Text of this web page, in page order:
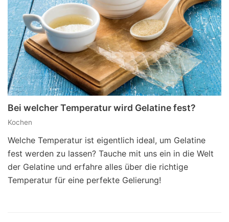
Bei welcher Temperatur wird Gelatine fest?
Kochen
Welche Temperatur ist eigentlich ideal, um Gelatine
fest werden zu lassen? Tauche mit uns ein in die Welt
der Gelatine und erfahre alles über die richtige
Temperatur für eine perfekte Gelierung!